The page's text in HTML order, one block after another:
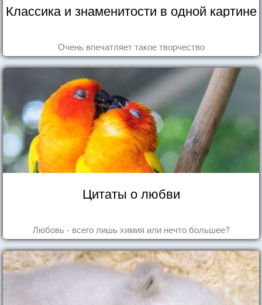
Классика и знаменитости в одной картине
Очень впечатляет такое творчество
Цитаты о любви
Любовь - всего лишь химия или нечто большее?